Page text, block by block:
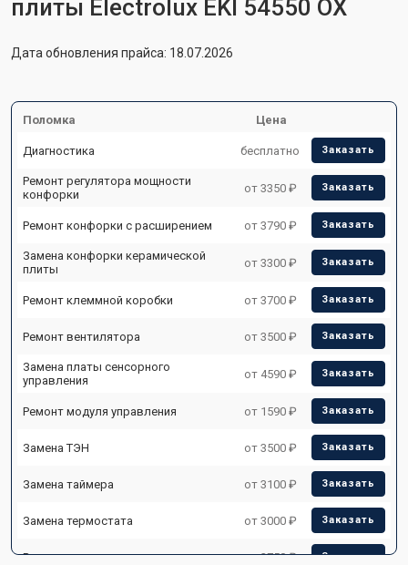
плиты Electrolux EKI 54550 OX
Дата обновления прайса: 18.07.2026
Поломка Цена
Диагностика бесплатно Заказать
Ремонт регулятора мощности
конфорки
от 3350 ₽ Заказать
Ремонт конфорки с расширением от 3790 ₽ Заказать
Замена конфорки керамической
плиты
от 3300 ₽ Заказать
Ремонт клеммной коробки от 3700 ₽ Заказать
Ремонт вентилятора от 3500 ₽ Заказать
Замена платы сенсорного
управления
от 4590 ₽ Заказать
Ремонт модуля управления от 1590 ₽ Заказать
Замена ТЭН от 3500 ₽ Заказать
Замена таймера от 3100 ₽ Заказать
Замена термостата от 3000 ₽ Заказать
Ремонт электропроводки от 2750 ₽ Заказать